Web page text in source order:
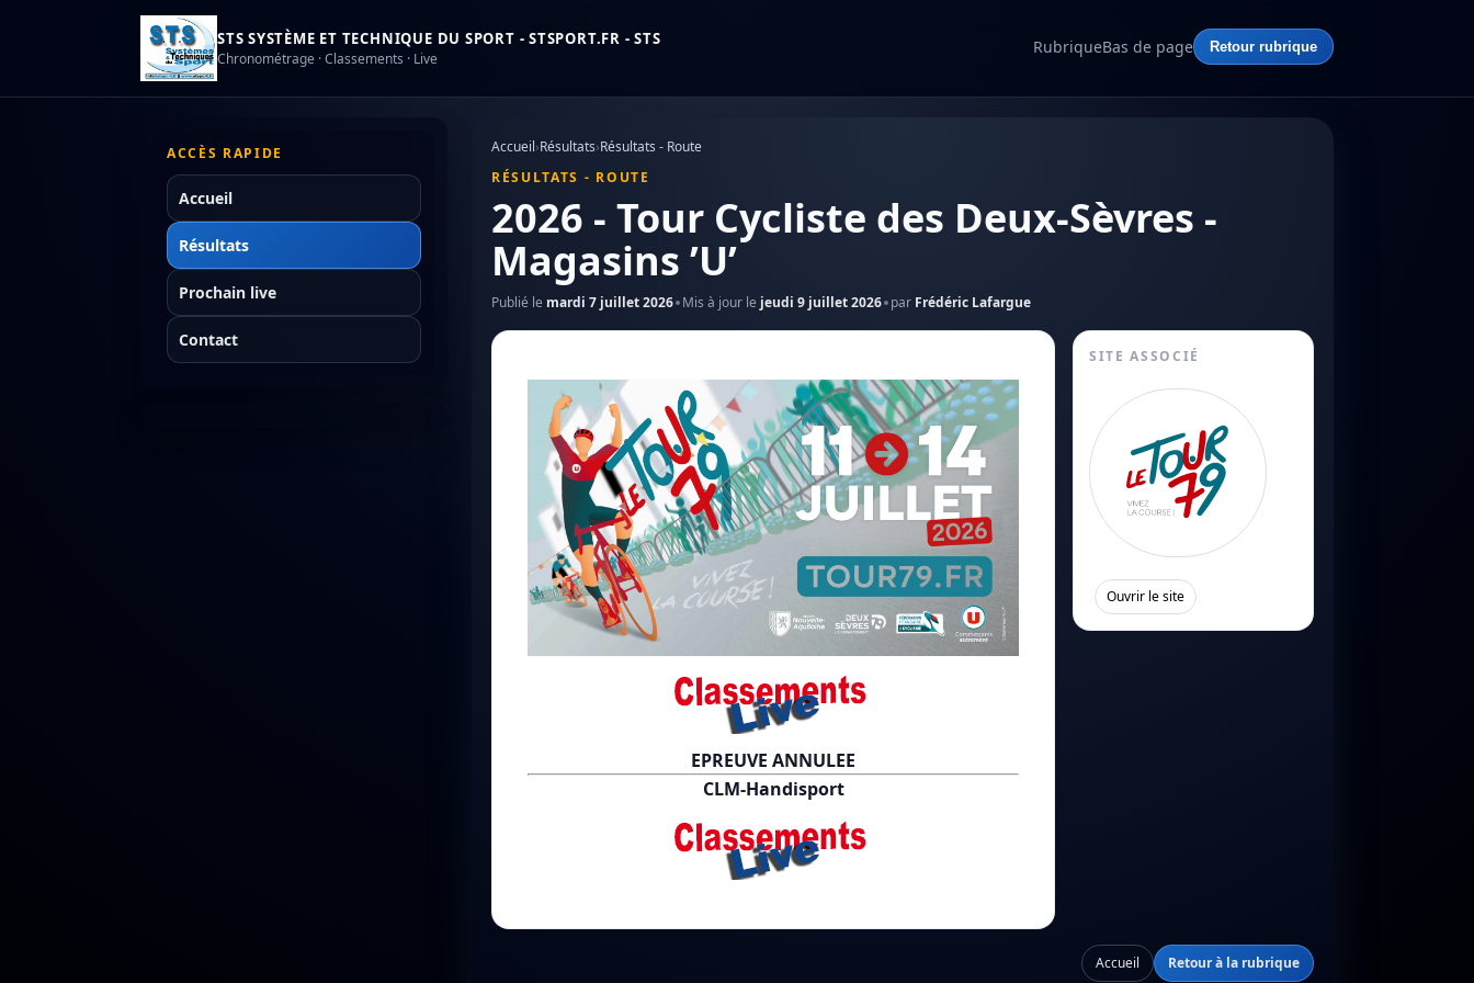
STS SYSTÈME ET TECHNIQUE DU SPORT - STSPORT.FR - STS
Chronométrage · Classements · Live
RubriqueBas de page Retour rubrique
ACCÈS RAPIDE
Accueil
Résultats
Prochain live
Contact
Accueil›Résultats›Résultats - Route
RÉSULTATS - ROUTE
2026 - Tour Cycliste des Deux-Sèvres -
Magasins ’U’
Publié le mardi 7 juillet 2026 Mis à jour le jeudi 9 juillet 2026 par Frédéric Lafargue
EPREUVE ANNULEE
CLM-Handisport
SITE ASSOCIÉ
Ouvrir le site
Accueil Retour à la rubrique